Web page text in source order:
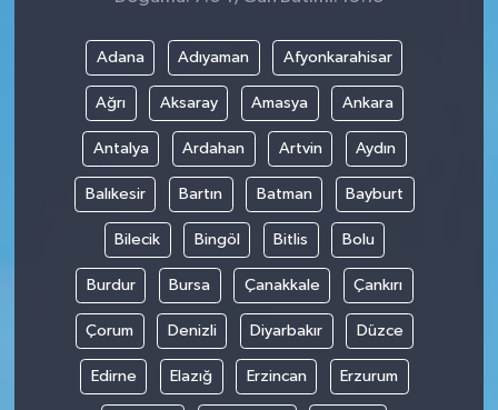
Adana Adıyaman Afyonkarahisar
Ağrı Aksaray Amasya Ankara
Antalya Ardahan Artvin Aydın
Balıkesir Bartın Batman Bayburt
Bilecik Bingöl Bitlis Bolu
Burdur Bursa Çanakkale Çankırı
Çorum Denizli Diyarbakır Düzce
Edirne Elazığ Erzincan Erzurum